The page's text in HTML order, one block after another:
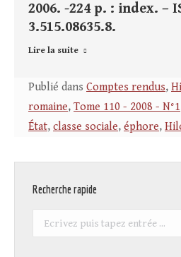
2006. -224 p. : index. –
3.515.08635.8.
Lire la suite
Publié dans Comptes rendus,
romaine, Tome 110 - 2008 - N°1
État, classe sociale, éphore,
Recherche rapide
Recherche